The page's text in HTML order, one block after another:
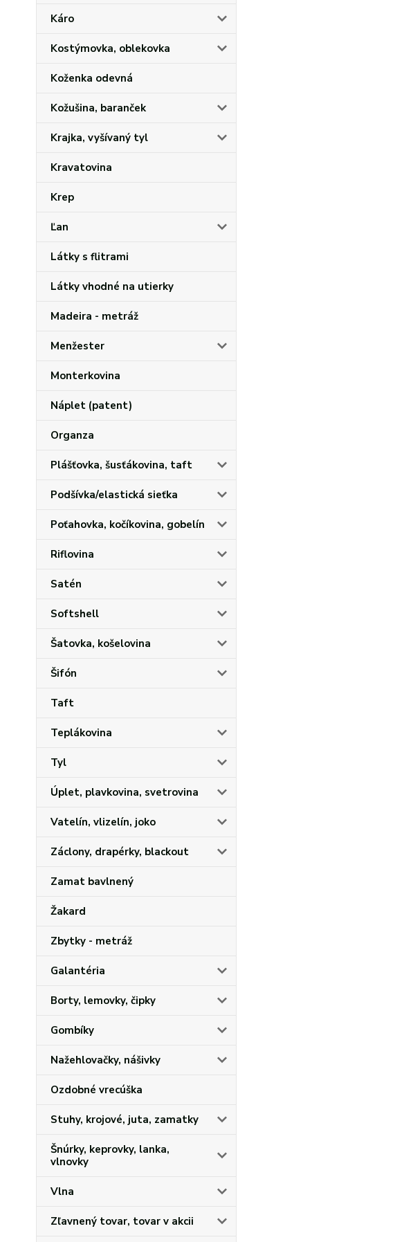
Káro
Kostýmovka, oblekovka
Koženka odevná
Kožušina, baranček
Krajka, vyšívaný tyl
Kravatovina
Krep
Ľan
Látky s flitrami
Látky vhodné na utierky
Madeira - metráž
Menžester
Monterkovina
Náplet (patent)
Organza
Plášťovka, šusťákovina, taft
Podšívka/elastická sieťka
Poťahovka, kočíkovina, gobelín
Riflovina
Satén
Softshell
Šatovka, košelovina
Šifón
Taft
Teplákovina
Tyl
Úplet, plavkovina, svetrovina
Vatelín, vlizelín, joko
Záclony, drapérky, blackout
Zamat bavlnený
Žakard
Zbytky - metráž
Galantéria
Borty, lemovky, čipky
Gombíky
Nažehlovačky, nášivky
Ozdobné vrecúška
Stuhy, krojové, juta, zamatky
Šnúrky, keprovky, lanka,
vlnovky
Vlna
Zľavnený tovar, tovar v akcii